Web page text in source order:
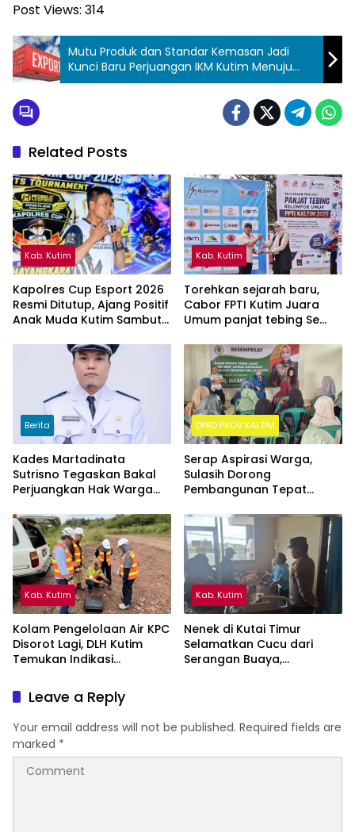
Post Views: 314
Mutu Produk dan Standar Kemasan Jadi
Kunci Baru Perjuangan IKM Kutim Menuju
Pasar Global
Related Posts
Kab. Kutim
Kapolres Cup Esport 2026
Resmi Ditutup, Ajang Positif
Anak Muda Kutim Sambut
Kab. Kutim
Torehkan sejarah baru,
Cabor FPTI Kutim Juara
Umum panjat tebing Se
Berita
Kades Martadinata
Sutrisno Tegaskan Bakal
Perjuangkan Hak Warga
Kutim
DPRD PROV KALTIM
Serap Aspirasi Warga,
Sulasih Dorong
Pembangunan Tepat
Kab. Kutim
Kolam Pengelolaan Air KPC
Disorot Lagi, DLH Kutim
Temukan Indikasi
Kab. Kutim
Nenek di Kutai Timur
Selamatkan Cucu dari
Serangan Buaya,
Leave a Reply
Your email address will not be published. Required fields are
marked *